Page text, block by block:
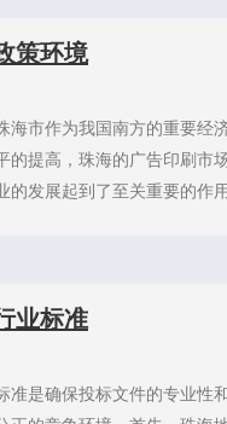
策环境
海市作为我国南方的重要
的提高，珠海的广告印刷
发展起到了至关重要的作
业标准
准是确保投标文件的专业